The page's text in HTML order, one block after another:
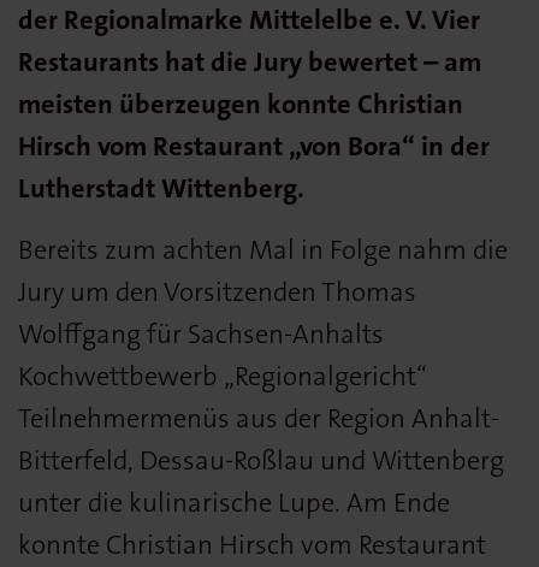
der Regionalmarke Mittelelbe e. V. Vier
Restaurants hat die Jury bewertet– am
meisten überzeugen konnte Christian
Hirsch vom Restaurant „von Bora“ in der
Lutherstadt Wittenberg.
Bereits zum achten Mal in Folge nahm die
Jury um den Vorsitzenden Thomas
Wolffgang für Sachsen-Anhalts
Kochwettbewerb „Regionalgericht“
Teilnehmermenüs aus der Region Anhalt-
Bitterfeld, Dessau-Roßlau und Wittenberg
unter die kulinarische Lupe. Am Ende
konnte Christian Hirsch vom Restaurant